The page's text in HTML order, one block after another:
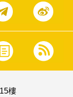
樓